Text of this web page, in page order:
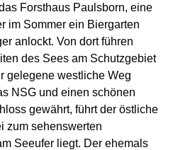
Forsthaus Paulsborn, eine
im Sommer ein Biergarten
anlockt. Von dort führen
des Sees am Schutzgebiet
gelegene westliche Weg
NSG und einen schönen
gewährt, führt der östliche
zum sehenswerten
Seeufer liegt. Der ehemals